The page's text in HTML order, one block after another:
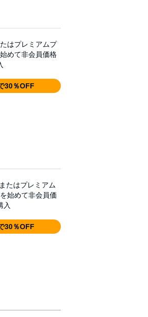
はプレミアムプ
めて非会員価格
30％OFF
たはプレミアム
始めて非会員価
入
30％OFF